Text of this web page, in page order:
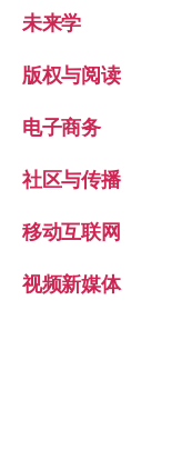
未来学
版权与阅读
电子商务
社区与传播
移动互联网
视频新媒体